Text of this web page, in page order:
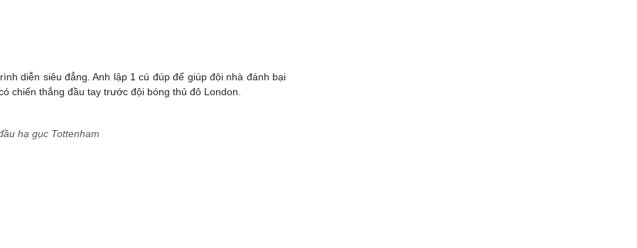
diễn siêu đẳng. Anh lập 1 cú đúp để giúp đội nhà đánh bại
chiến thắng đầu tay trước đội bóng thủ đô London.